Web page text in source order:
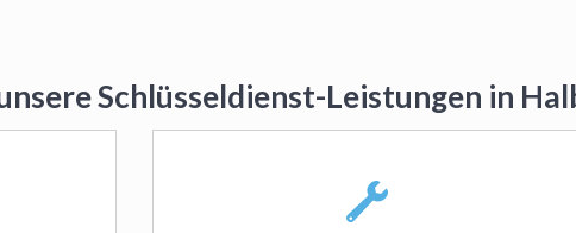
Schlüsseldienst-Leistungen in